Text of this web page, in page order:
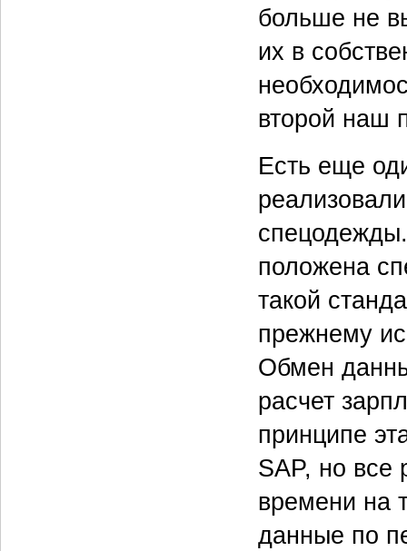
больше не
их в
второй наш
Есть еще
положена
такой
прежнему
Обмен
расчет
принципе
SAP, но все
времени на
данные по